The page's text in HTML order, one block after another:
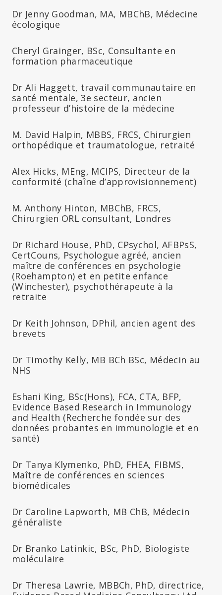
Dr Jenny Goodman, MA, MBChB, Médecine
écologique
Cheryl Grainger, BSc, Consultante en
formation pharmaceutique
Dr Ali Haggett, travail communautaire en
santé mentale, 3e secteur, ancien
professeur d’histoire de la médecine
M. David Halpin, MBBS, FRCS, Chirurgien
orthopédique et traumatologue, retraité
Alex Hicks, MEng, MCIPS, Directeur de la
conformité (chaîne d’approvisionnement)
M. Anthony Hinton, MBChB, FRCS,
Chirurgien ORL consultant, Londres
Dr Richard House, PhD, CPsychol, AFBPsS,
CertCouns, Psychologue agréé, ancien
maître de conférences en psychologie
(Roehampton) et en petite enfance
(Winchester), psychothérapeute à la
retraite
Dr Keith Johnson, DPhil, ancien agent des
brevets
Dr Timothy Kelly, MB BCh BSc, Médecin au
NHS
Eshani King, BSc(Hons), FCA, CTA, BFP,
Evidence Based Research in Immunology
and Health (Recherche fondée sur des
données probantes en immunologie et en
santé)
Dr Tanya Klymenko, PhD, FHEA, FIBMS,
Maître de conférences en sciences
biomédicales
Dr Caroline Lapworth, MB ChB, Médecin
généraliste
Dr Branko Latinkic, BSc, PhD, Biologiste
moléculaire
Dr Theresa Lawrie, MBBCh, PhD, directrice,